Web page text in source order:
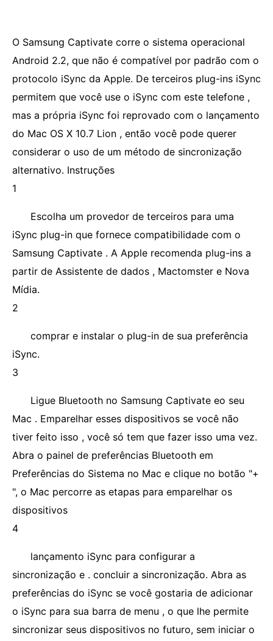
O Samsung Captivate corre o sistema operacional
Android 2.2, que não é compatível por padrão com o
protocolo iSync da Apple. De terceiros plug-ins iSync
permitem que você use o iSync com este telefone ,
mas a própria iSync foi reprovado com o lançamento
do Mac OS X 10.7 Lion , então você pode querer
considerar o uso de um método de sincronização
alternativo. Instruções
1
Escolha um provedor de terceiros para uma
iSync plug-in que fornece compatibilidade com o
Samsung Captivate . A Apple recomenda plug-ins a
partir de Assistente de dados , Mactomster e Nova
Mídia.
2
comprar e instalar o plug-in de sua preferência
iSync.
3
Ligue Bluetooth no Samsung Captivate eo seu
Mac . Emparelhar esses dispositivos se você não
tiver feito isso , você só tem que fazer isso uma vez.
Abra o painel de preferências Bluetooth em
Preferências do Sistema no Mac e clique no botão "+
", o Mac percorre as etapas para emparelhar os
dispositivos
4
lançamento iSync para configurar a
sincronização e . concluir a sincronização. Abra as
preferências do iSync se você gostaria de adicionar
o iSync para sua barra de menu , o que lhe permite
sincronizar seus dispositivos no futuro, sem iniciar o